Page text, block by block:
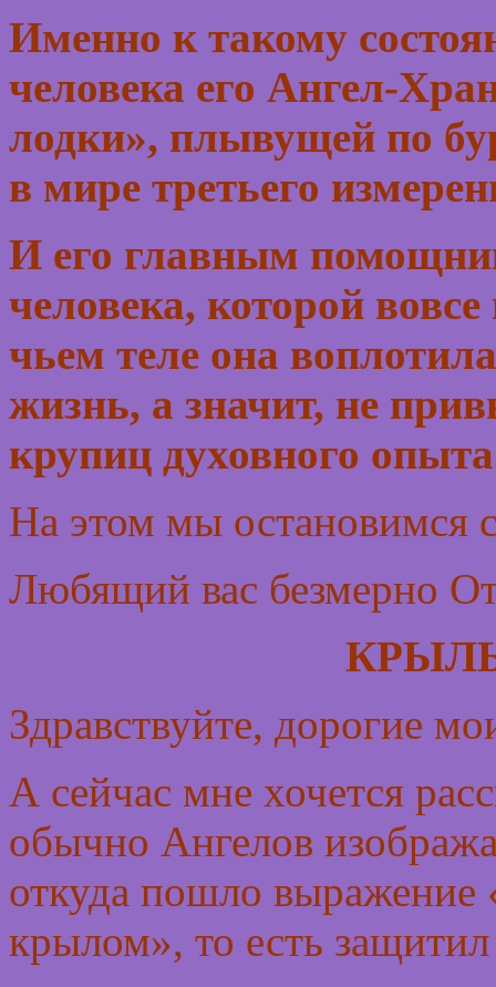
Именно к такому
человека его Ангел-
лодки», плывущей по
в мире третьего
И его главным
человека, которой
чьем теле она
жизнь, а значит, не
крупиц духовного
На этом мы остановимся
Любящий вас безмерно
Здравствуйте, дорогие
А сейчас мне хочется
обычно Ангелов
откуда пошло
крылом», то есть